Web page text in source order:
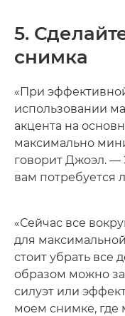
5.
снимка
«При
использовании
акцента на
максимально
говорит Джоэл. —
вам потребуется
«Сейчас все
для
стоит убрать все
образом можно
силуэт или
моем снимке, где